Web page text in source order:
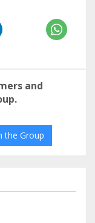
and
the Group